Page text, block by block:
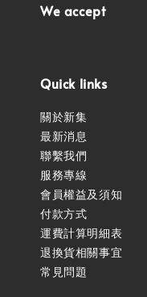
We accept
Quick links
關於新集
最新消息
聯繫我們
服務專線
會員權益及須知
付款方式
運費計算明細表
退換貨相關事宜
常見問題